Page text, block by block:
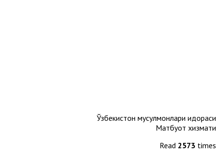
Ўзбекистон мусулмонлари идораси
Матбуот хизмати
Read 2573 times